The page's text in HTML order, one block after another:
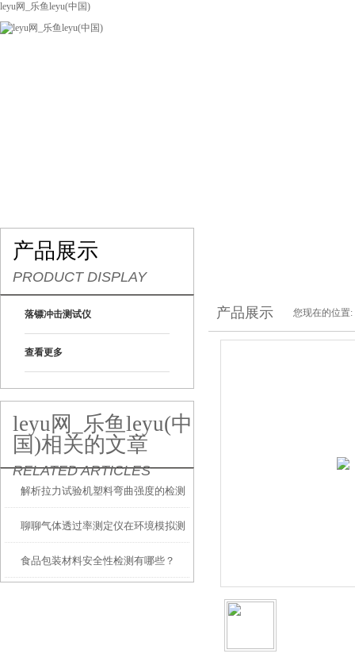
leyu网_乐鱼leyu(中国)
产品展示
PRODUCT DISPLAY
落镖冲击测试仪
查看更多
leyu网_乐鱼leyu(中
国)相关的文章
RELATED ARTICLES
解析拉力试验机塑料弯曲强度的检测
聊聊气体透过率测定仪在环境模拟测
试中的应用
食品包装材料安全性检测有哪些？
产品展示 您现在的位置: